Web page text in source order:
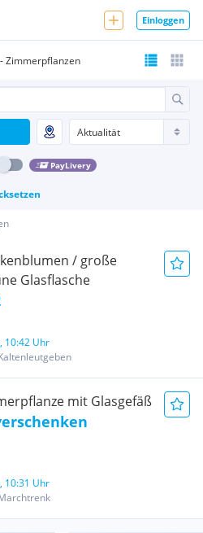
Einloggen
Zimmerpflanzen
PayLivery
/ große
Glasflasche
10:42 Uhr
mit Glasgefäß
10:31 Uhr